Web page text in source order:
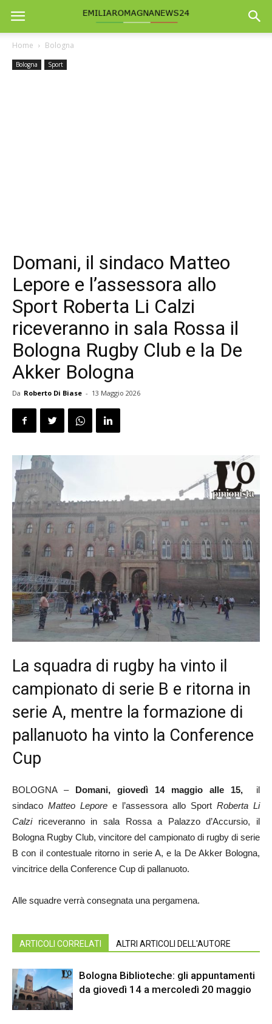
Home Bologna
Bologna Sport
Domani, il sindaco Matteo
Lepore e l’assessora allo
Sport Roberta Li Calzi
riceveranno in sala Rossa il
Bologna Rugby Club e la De
Akker Bologna
Da Roberto Di Biase - 13 Maggio 2026
La squadra di rugby ha vinto il
campionato di serie B e ritorna in
serie A, mentre la formazione di
pallanuoto ha vinto la Conference
Cup
BOLOGNA –Domani, giovedì 14 maggio alle 15, il
sindaco Matteo Lepore e l’assessora allo Sport Roberta Li
Calziriceveranno in sala Rossa a Palazzo d’Accursio, il
Bologna Rugby Club, vincitore del campionato di rugby di serie
B con il contestuale ritorno in serie A, e la De Akker Bologna,
vincitrice della Conference Cup di pallanuoto.
Alle squadre verrà consegnata una pergamena.
ARTICOLI CORRELATI ALTRI ARTICOLI DELL'AUTORE
Bologna Biblioteche: gli appuntamenti
da giovedì 14 a mercoledì 20 maggio